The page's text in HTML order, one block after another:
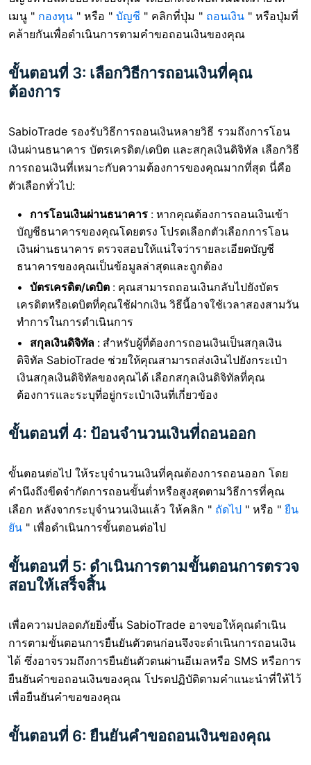
เมนู " กองทุน " หรือ " บัญชี " คลิกที่ปุ่ม " ถอนเงิน " หรือปุ่มที่
คล้ายกันเพื่อดำเนินการตามคำขอถอนเงินของคุณ
ขั้นตอนที่ 3: เลือกวิธีการถอนเงินที่คุณ
ต้องการ
SabioTrade รองรับวิธีการถอนเงินหลายวิธี รวมถึงการโอน
เงินผ่านธนาคาร บัตรเครดิต/เดบิต และสกุลเงินดิจิทัล เลือกวิธี
การถอนเงินที่เหมาะกับความต้องการของคุณมากที่สุด นี่คือ
ตัวเลือกทั่วไป:
การโอนเงินผ่านธนาคาร : หากคุณต้องการถอนเงินเข้า
บัญชีธนาคารของคุณโดยตรง โปรดเลือกตัวเลือกการโอน
เงินผ่านธนาคาร ตรวจสอบให้แน่ใจว่ารายละเอียดบัญชี
ธนาคารของคุณเป็นข้อมูลล่าสุดและถูกต้อง
บัตรเครดิต/เดบิต : คุณสามารถถอนเงินกลับไปยังบัตร
เครดิตหรือเดบิตที่คุณใช้ฝากเงิน วิธีนี้อาจใช้เวลาสองสามวัน
ทำการในการดำเนินการ
สกุลเงินดิจิทัล : สำหรับผู้ที่ต้องการถอนเงินเป็นสกุลเงิน
ดิจิทัล SabioTrade ช่วยให้คุณสามารถส่งเงินไปยังกระเป๋า
เงินสกุลเงินดิจิทัลของคุณได้ เลือกสกุลเงินดิจิทัลที่คุณ
ต้องการและระบุที่อยู่กระเป๋าเงินที่เกี่ยวข้อง
ขั้นตอนที่ 4: ป้อนจำนวนเงินที่ถอนออก
ขั้นตอนต่อไป ให้ระบุจำนวนเงินที่คุณต้องการถอนออก โดย
คำนึงถึงขีดจำกัดการถอนขั้นต่ำหรือสูงสุดตามวิธีการที่คุณ
เลือก หลังจากระบุจำนวนเงินแล้ว ให้คลิก " ถัดไป " หรือ " ยืน
ยัน " เพื่อดำเนินการขั้นตอนต่อไป
ขั้นตอนที่ 5: ดำเนินการตามขั้นตอนการตรวจ
สอบให้เสร็จสิ้น
เพื่อความปลอดภัยยิ่งขึ้น SabioTrade อาจขอให้คุณดำเนิน
การตามขั้นตอนการยืนยันตัวตนก่อนจึงจะดำเนินการถอนเงิน
ได้ ซึ่งอาจรวมถึงการยืนยันตัวตนผ่านอีเมลหรือ SMS หรือการ
ยืนยันคำขอถอนเงินของคุณ โปรดปฏิบัติตามคำแนะนำที่ให้ไว้
เพื่อยืนยันคำขอของคุณ
ขั้นตอนที่ 6: ยืนยันคำขอถอนเงินของคุณ